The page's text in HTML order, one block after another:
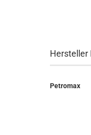
Hersteller
Petromax